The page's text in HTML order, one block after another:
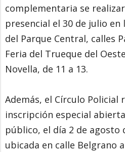
complementaria se
presencial el 30 de julio en
del Parque Central, calles
Feria del Trueque del
Novella, de 11 a 13.
Además, el Círculo Policial
inscripción especial
público, el día 2 de agosto
ubicada en calle Belgrano